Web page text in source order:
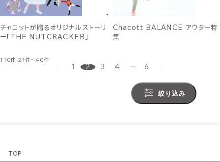
チャコットが贈るオリジナルストーリ
ー「THE NUTCRACKER」
Chacott BALANCE アウター特
集
110件 21件～40件
1 2 3 4 … 6
絞り込み
TOP